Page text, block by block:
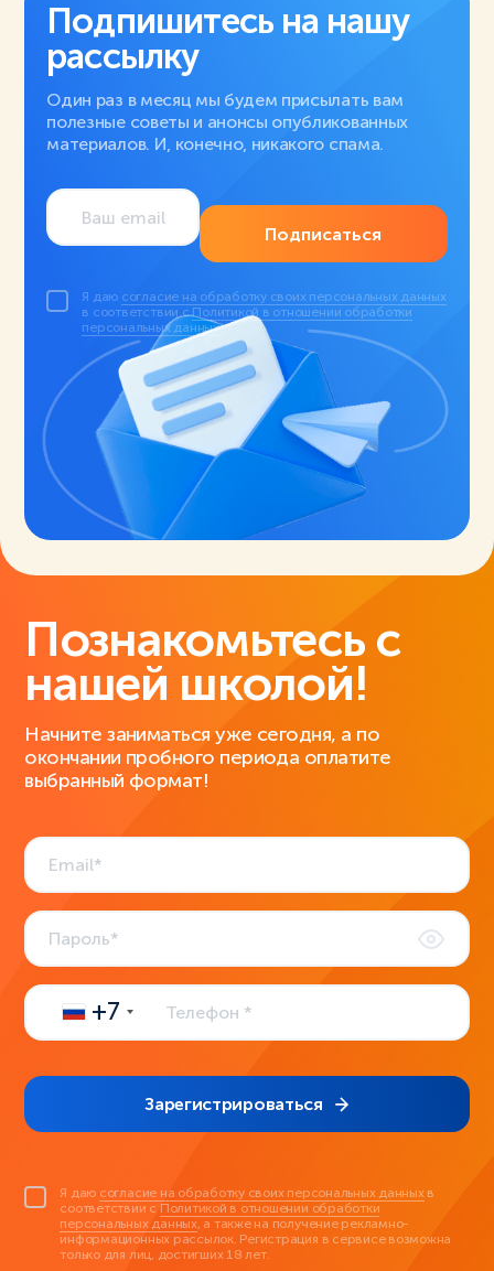
Подпишитесь на нашу
рассылку
Один раз в месяц мы будем присылать вам
полезные советы и анонсы опубликованных
материалов. И, конечно, никакого спама.
Подписаться
Я даю согласие на обработку своих персональных данных
в соответствии сПолитикой в отношении обработки
персональных данных.
Познакомьтесь с
нашей школой!
Начните заниматься уже сегодня, а по
окончании пробного периода оплатите
выбранный формат!
+7
Зарегистрироваться
Я даю согласие на обработку своих персональных данныхв
соответствии с Политикой в отношении обработки
персональных данных, а также на получение рекламно-
информационных рассылок. Регистрация в сервисе возможна
только для лиц, достигших 18 лет.